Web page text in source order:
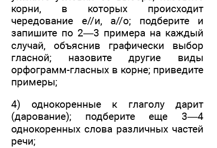
корни, в которых происходит
чередование е//и, а//о; подберите и
запишите по 2—3 примера на каждый
случай, объяснив графически выбор
гласной; назовите другие виды
орфограмм-гласных в корне; приведите
примеры;
4) однокоренные к глаголу дарит
(дарование); подберите еще 3—4
однокоренных слова различных частей
речи;